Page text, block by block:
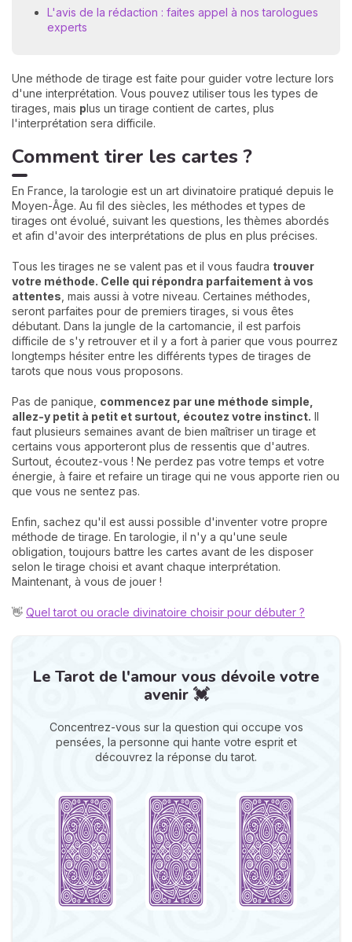
L'avis de la rédaction : faites appel à nos tarologues
experts
Une méthode de tirage est faite pour guider votre lecture lors
d'une interprétation. Vous pouvez utiliser tous les types de
tirages, mais plus un tirage contient de cartes, plus
l'interprétation sera difficile.
Comment tirer les cartes ?
En France, la tarologie est un art divinatoire pratiqué depuis le
Moyen-Âge. Au fil des siècles, les méthodes et types de
tirages ont évolué, suivant les questions, les thèmes abordés
et afin d'avoir des interprétations de plus en plus précises.
Tous les tirages ne se valent pas et il vous faudra trouver
votre méthode. Celle qui répondra parfaitement à vos
attentes , mais aussi à votre niveau. Certaines méthodes,
seront parfaites pour de premiers tirages, si vous êtes
débutant. Dans la jungle de la cartomancie, il est parfois
difficile de s'y retrouver et il y a fort à parier que vous pourrez
longtemps hésiter entre les différents types de tirages de
tarots que nous vous proposons.
Pas de panique, commencez par une méthode simple,
allez-y petit à petit et surtout, écoutez votre instinct. Il
faut plusieurs semaines avant de bien maîtriser un tirage et
certains vous apporteront plus de ressentis que d'autres.
Surtout, écoutez-vous ! Ne perdez pas votre temps et votre
énergie, à faire et refaire un tirage qui ne vous apporte rien ou
que vous ne sentez pas.
Enfin, sachez qu'il est aussi possible d'inventer votre propre
méthode de tirage. En tarologie, il n'y a qu'une seule
obligation, toujours battre les cartes avant de les disposer
selon le tirage choisi et avant chaque interprétation.
Maintenant, à vous de jouer !
👋 Quel tarot ou oracle divinatoire choisir pour débuter ?
Le Tarot de l'amour vous dévoile votre
avenir 💓
Concentrez-vous sur la question qui occupe vos
pensées, la personne qui hante votre esprit et
découvrez la réponse du tarot.